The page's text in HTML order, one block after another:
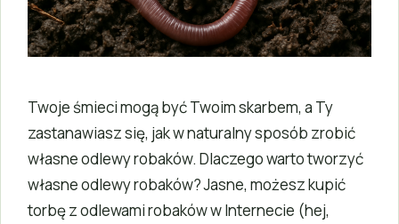
Twoje śmieci mogą być Twoim skarbem, a Ty
zastanawiasz się, jak w naturalny sposób zrobić
własne odlewy robaków. Dlaczego warto tworzyć
własne odlewy robaków? Jasne, możesz kupić
torbę z odlewami robaków w Internecie (hej,